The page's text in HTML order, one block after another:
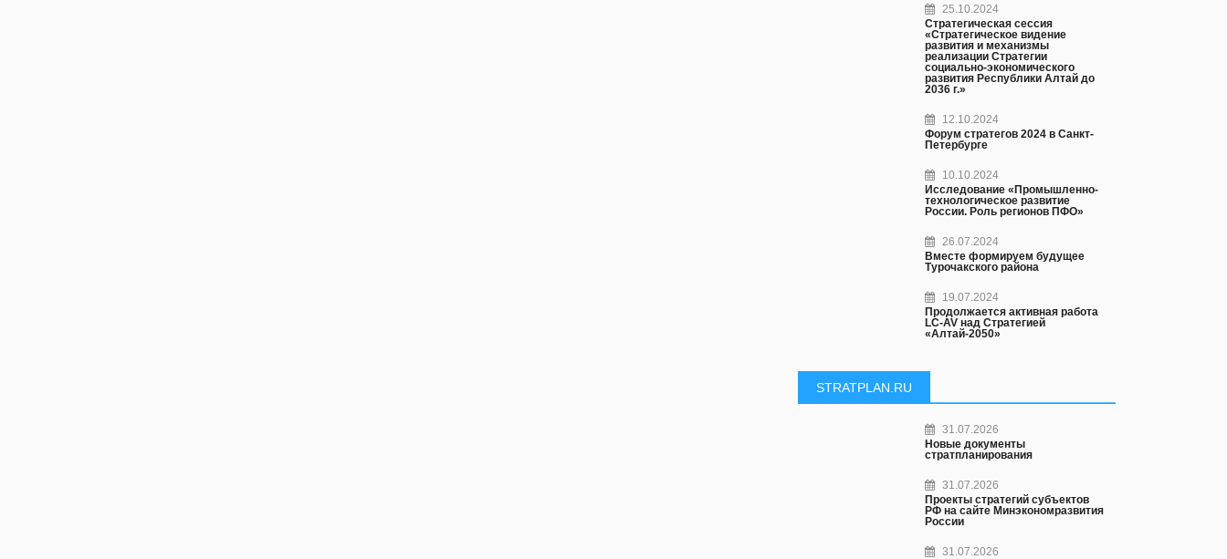
25.10.2024
Стратегическая сессия
«Стратегическое видение
развития и механизмы
реализации Стратегии
социально-экономического
развития Республики Алтай до
2036 г.»
12.10.2024
Форум стратегов 2024 в Санкт-
Петербурге
10.10.2024
Исследование «Промышленно-
технологическое развитие
России. Роль регионов ПФО»
26.07.2024
Вместе формируем будущее
Турочакского района
19.07.2024
Продолжается активная работа
LC-AV над Стратегией
«Алтай-2050»
STRATPLAN.RU
31.07.2026
Новые документы
стратпланирования
31.07.2026
Проекты стратегий субъектов
РФ на сайте Минэкономразвития
России
31.07.2026